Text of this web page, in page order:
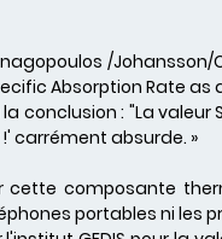
/
Absorption Rate
conclusion : "La
carrément absurde. »
composante
portables ni les